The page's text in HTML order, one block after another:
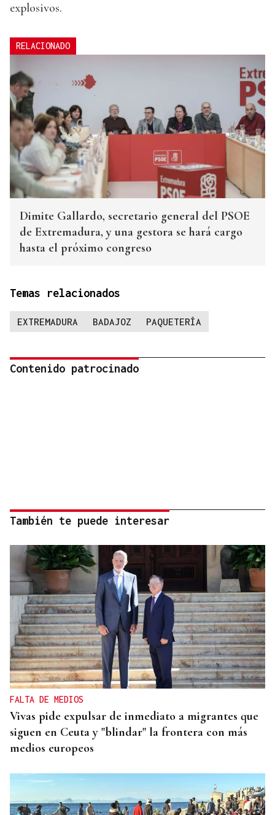
explosivos.
RELACIONADO
Dimite Gallardo, secretario general del PSOE
de Extremadura, y una gestora se hará cargo
hasta el próximo congreso
Temas relacionados
EXTREMADURA BADAJOZ PAQUETERÍA
Contenido patrocinado
También te puede interesar
FALTA DE MEDIOS
Vivas pide expulsar de inmediato a migrantes que
siguen en Ceuta y "blindar" la frontera con más
medios europeos